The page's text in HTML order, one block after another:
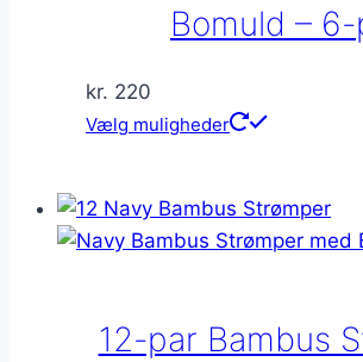
på
varesiden
Bomuld –
kr. 220
Vælg muligheder
Dette
flere
varianter.
vælges
12-par Bambus